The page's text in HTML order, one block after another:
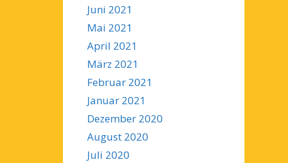
Juni 2021
Mai 2021
April 2021
März 2021
Februar 2021
Januar 2021
Dezember 2020
August 2020
Juli 2020